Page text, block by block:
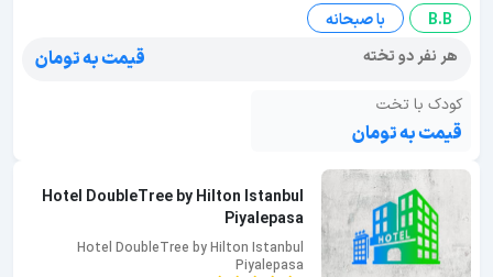
B.B
با صبحانه
هر نفر دو تخته
قیمت به تومان
کودک با تخت
قیمت به تومان
Hotel DoubleTree by Hilton Istanbul
Piyalepasa
Hotel DoubleTree by Hilton Istanbul
Piyalepasa